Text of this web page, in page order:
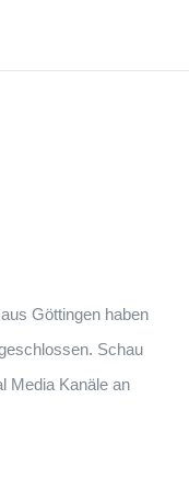
Göttingen haben
Schau
Media Kanäle an